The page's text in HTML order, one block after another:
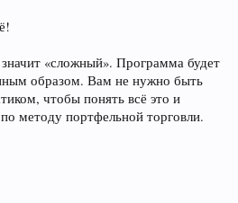
«сложный». Программа будет
образом. Вам не нужно быть
чтобы понять всё это и
методу портфельной торговли.